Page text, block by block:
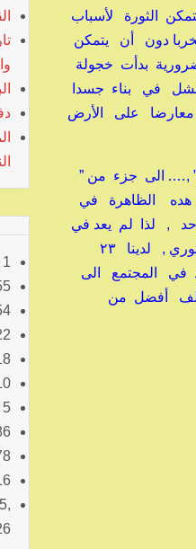
الثورة لأسباب
دون أن يتمكن
بدأت خجولة
في بناء جسدا
على الأرض
,…. الى جزء من ”
هده الظاهرة في
, لذا لم يعد في
في المجتمع الى
أفضل من
1
5